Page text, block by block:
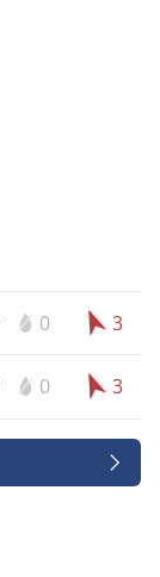
0 3
0 3